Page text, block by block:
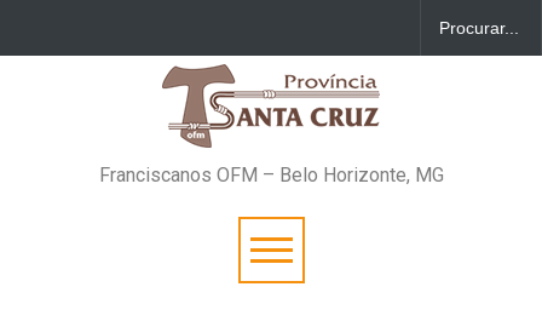
Franciscanos OFM – Belo Horizonte, MG